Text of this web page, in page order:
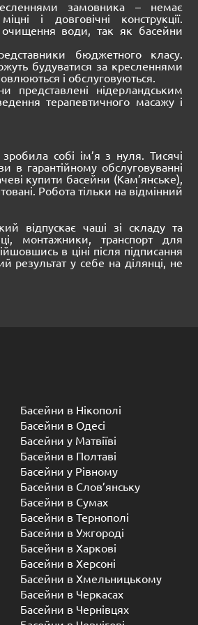
замовника – немає
і довговічні конструкції.
очищення води, так як басейни
бюджетного класу.
будуватися за кресленнями
і обслуговуються.
представлені нідерландським
терапевтичного масажу і
собі ім’я з нуля. Тисячі
в гарантійному обслуговуванні
купити басейни (Кам’янське),
Робота тільки на відмінний
відпускає чаші зі складу та
монтажники, транспорт для
в ціні після підписання
результат у себе на ділянці, не
Басейни в Нікополі
Басейни в Одесі
Басейни у Матвіїві
Басейни в Полтаві
Басейни у ​​Рівному
Басейни в Слов’янську
Басейни в Сумах
Басейни в Тернополі
Басейни в Ужгороді
Басейни в Харкові
Басейни в Херсоні
Басейни в Хмельницькому
Басейни в Черкасах
Басейни в Чернівцях